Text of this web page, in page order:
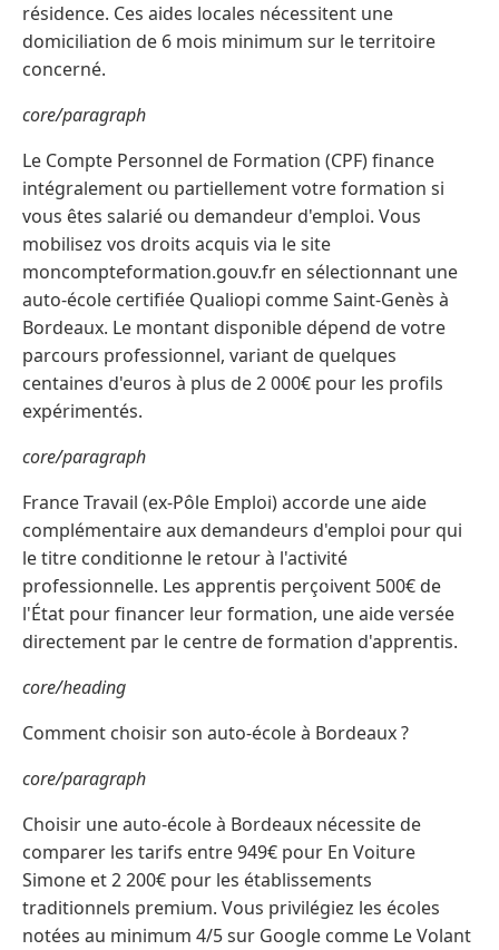
résidence. Ces aides locales nécessitent une
domiciliation de 6 mois minimum sur le territoire
concerné.
core/paragraph
Le Compte Personnel de Formation (CPF) finance
intégralement ou partiellement votre formation si
vous êtes salarié ou demandeur d'emploi. Vous
mobilisez vos droits acquis via le site
moncompteformation.gouv.fr en sélectionnant une
auto-école certifiée Qualiopi comme Saint-Genès à
Bordeaux. Le montant disponible dépend de votre
parcours professionnel, variant de quelques
centaines d'euros à plus de 2 000€ pour les profils
expérimentés.
core/paragraph
France Travail (ex-Pôle Emploi) accorde une aide
complémentaire aux demandeurs d'emploi pour qui
le titre conditionne le retour à l'activité
professionnelle. Les apprentis perçoivent 500€ de
l'État pour financer leur formation, une aide versée
directement par le centre de formation d'apprentis.
core/heading
Comment choisir son auto-école à Bordeaux ?
core/paragraph
Choisir une auto-école à Bordeaux nécessite de
comparer les tarifs entre 949€ pour En Voiture
Simone et 2 200€ pour les établissements
traditionnels premium. Vous privilégiez les écoles
notées au minimum 4/5 sur Google comme Le Volant